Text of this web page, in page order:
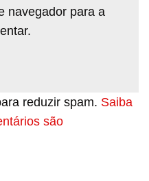
navegador para a
reduzir spam. Saiba
são